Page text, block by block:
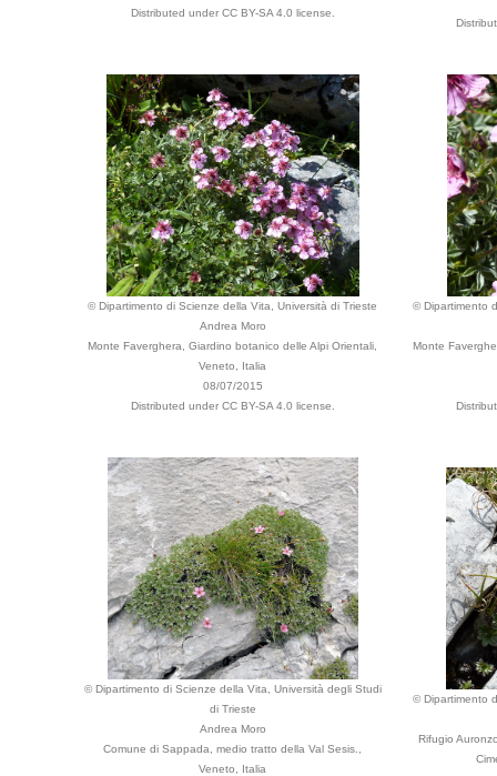
Distributed under CC BY-SA 4.0 license.
© Dipartimento di Scienze della Vita, Università di Trieste
Andrea Moro
Monte Faverghera, Giardino botanico delle Alpi Orientali,
Veneto, Italia
08/07/2015
Distributed under CC BY-SA 4.0 license.
© Dipartimento
Monte
© Dipartimento di Scienze della Vita, Università degli Studi
di Trieste
Andrea Moro
Comune di Sappada, medio tratto della Val Sesis.,
Veneto, Italia
© Dipartimento
Rifugio